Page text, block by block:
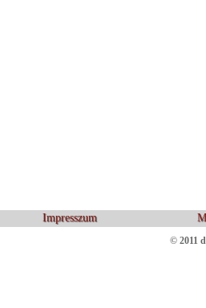
Impresszum
© 2011